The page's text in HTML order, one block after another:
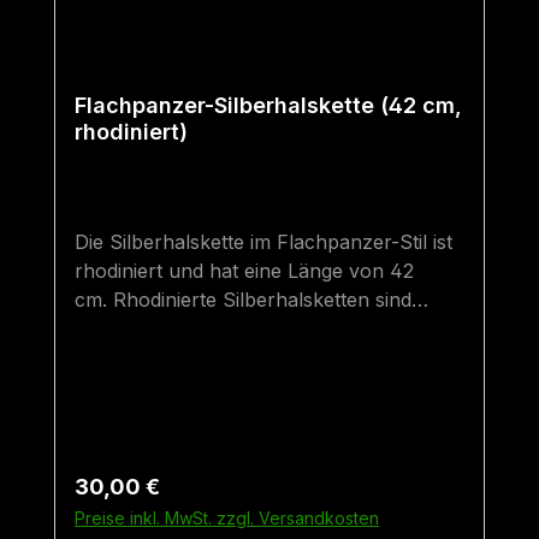
Flachpanzer-Silberhalskette (42 cm,
rhodiniert)
Die Silberhalskette im Flachpanzer-Stil ist
rhodiniert und hat eine Länge von 42
cm. Rhodinierte Silberhalsketten sind
zweitkleinste "Erwachsenen-Größe" und
ist perfekt für schmale Hälse geeignet,
wenn der Anhänger etwas weiter unten
Regulärer Preis:
30,00 €
Preise inkl. MwSt. zzgl. Versandkosten